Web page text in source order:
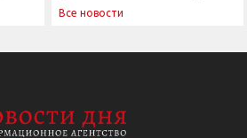
Все новости